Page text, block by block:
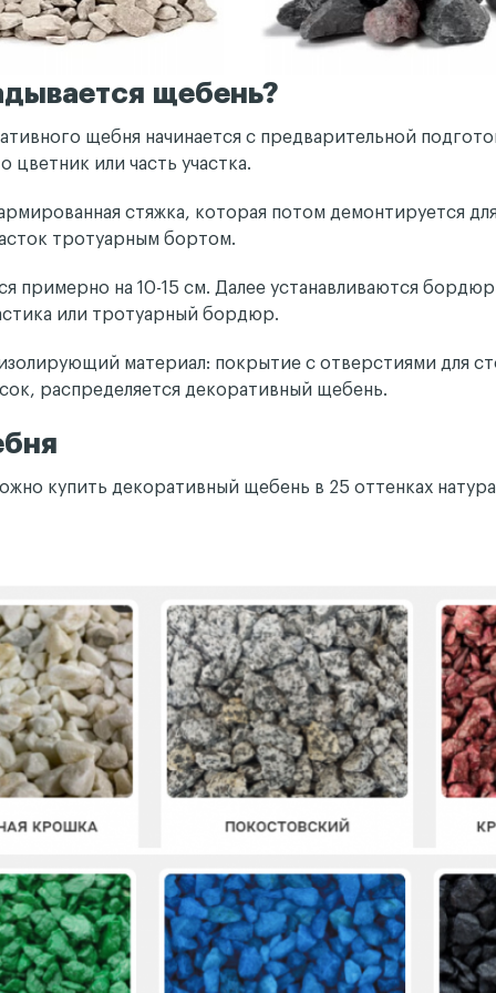
щебень?
щебня начинается с предварительной
цветник или часть участка.
стяжка, которая потом демонтируется
тротуарным бортом.
примерно на 10-15 см. Далее устанавливаются
или тротуарный бордюр.
материал: покрытие с отверстиями для
распределяется декоративный щебень.
купить декоративный щебень в 25 оттенках